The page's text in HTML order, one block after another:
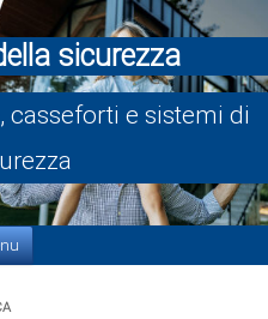
sicurezza
casseforti e sistemi di